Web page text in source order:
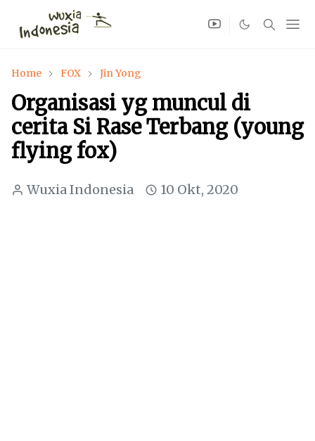
Home FOX Jin Yong
Organisasi yg muncul di
cerita Si Rase Terbang (young
flying fox)
Wuxia Indonesia 10 Okt, 2020